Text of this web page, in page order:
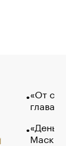
«От
глава
Маск в